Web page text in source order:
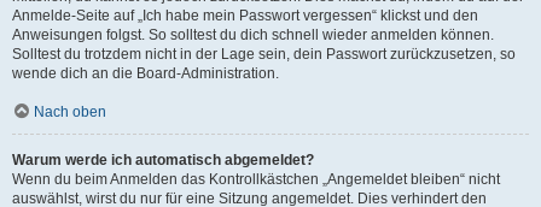
Anmelde-Seite auf „Ich habe mein Passwort vergessen“ klickst und den
Anweisungen folgst. So solltest du dich schnell wieder anmelden können.
Solltest du trotzdem nicht in der Lage sein, dein Passwort zurückzusetzen, so
wende dich an die Board-Administration.
Nach oben
Warum werde ich automatisch abgemeldet?
Wenn du beim Anmelden das Kontrollkästchen „Angemeldet bleiben“ nicht
auswählst, wirst du nur für eine Sitzung angemeldet. Dies verhindert den